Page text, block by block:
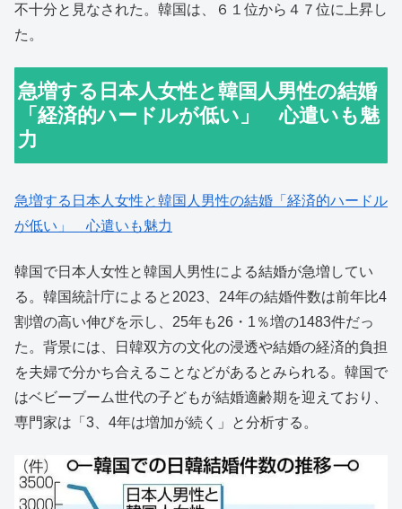
不十分と見なされた。韓国は、６１位から４７位に上昇し
た。
急増する日本人女性と韓国人男性の結婚
「経済的ハードルが低い」 心遣いも魅
力
急増する日本人女性と韓国人男性の結婚「経済的ハードル
が低い」 心遣いも魅力
韓国で日本人女性と韓国人男性による結婚が急増してい
る。韓国統計庁によると2023、24年の結婚件数は前年比4
割増の高い伸びを示し、25年も26・1％増の1483件だっ
た。背景には、日韓双方の文化の浸透や結婚の経済的負担
を夫婦で分かち合えることなどがあるとみられる。韓国で
はベビーブーム世代の子どもが結婚適齢期を迎えており、
専門家は「3、4年は増加が続く」と分析する。